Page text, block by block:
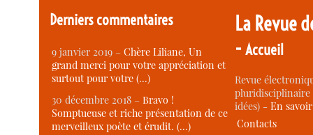
Derniers commentaires
9 janvier 2019 –Chère Liliane, Un
grand merci pour votre appréciation et
surtout pour votre (…)
30 décembre 2018 –Bravo !
Somptueuse et riche présentation de ce
merveilleux poète et érudit. (…)
La Revue
-Accueil
Revue
idées) -En
Contacts